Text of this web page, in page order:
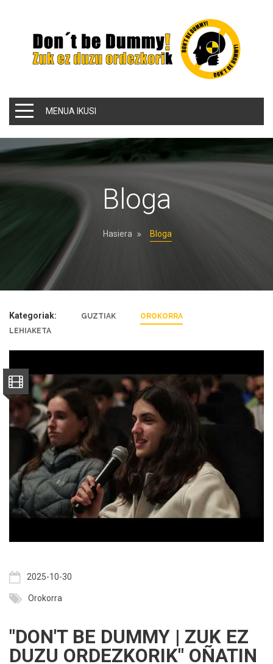
MENUA IKUSI
Bloga
Hasiera Bloga
Kategoriak: GUZTIAK
OROKORRA
LEHIAKETA
2025-10-30
Orokorra
"DON'T BE DUMMY | ZUK EZ
DUZU ORDEZKORIK" OÑATIN